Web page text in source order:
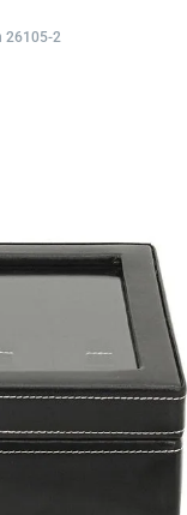
26105-2